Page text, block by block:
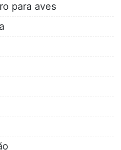
para aves